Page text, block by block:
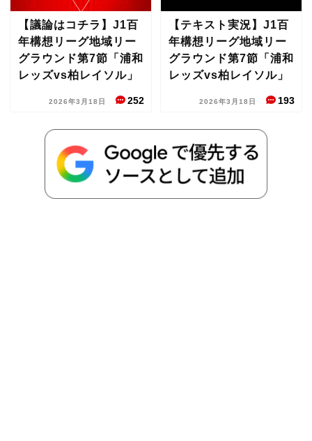
【議論はコチラ】J1百
年構想リーグ地域リー
グラウンド第7節「浦和
レッズvs柏レイソル」
2026年3月18日 252
【テキスト実況】J1百
年構想リーグ地域リー
グラウンド第7節「浦和
レッズvs柏レイソル」
2026年3月18日 193